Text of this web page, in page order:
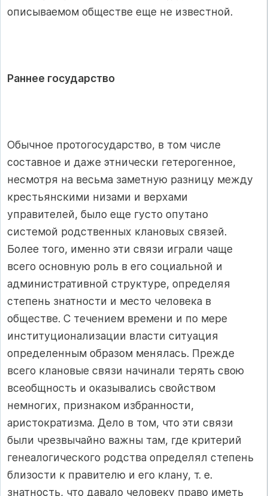
описываемом обществе еще не известной.
Раннее государство
Обычное протогосударство, в том числе
составное и даже этнически гетерогенное,
несмотря на весьма заметную разницу между
крестьянскими низами и верхами
управителей, было еще густо опутано
системой родственных клановых связей.
Более того, именно эти связи играли чаще
всего основную роль в его социальной и
административной структуре, определяя
степень знатности и место человека в
обществе. С течением времени и по мере
институционализации власти ситуация
определенным образом менялась. Прежде
всего клановые связи начинали терять свою
всеобщность и оказывались свойством
немногих, признаком избранности,
аристократизма. Дело в том, что эти связи
были чрезвычайно важны там, где критерий
генеалогического родства определял степень
близости к правителю и его клану, т. е.
знатность, что давало человеку право иметь